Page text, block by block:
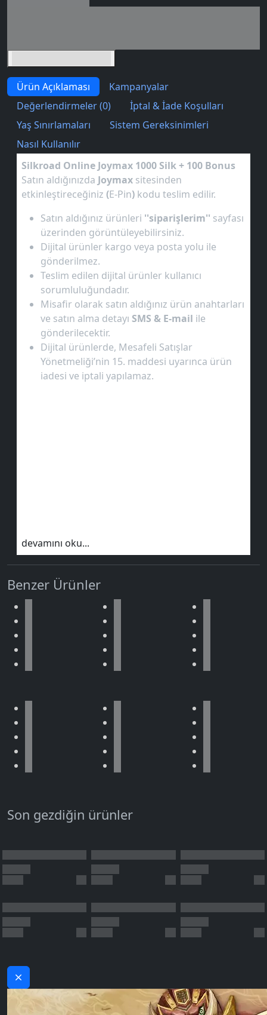
Ürün Açıklaması
Kampanyalar
Değerlendirmeler (0)
İptal & İade Koşulları
Yaş Sınırlamaları
Sistem Gereksinimleri
Nasıl Kullanılır
Silkroad Online Joymax 1000 Silk + 100 Bonus
Satın aldığınızda Joymax sitesinden
etkinleştireceğiniz (E-Pin) kodu teslim edilir.
Satın aldığınız ürünleri ''siparişlerim'' sayfası
üzerinden görüntüleyebilirsiniz.
Dijital ürünler kargo veya posta yolu ile
gönderilmez.
Teslim edilen dijital ürünler kullanıcı
sorumluluğundadır.
Misafir olarak satın aldığınız ürün anahtarları
ve satın alma detayı SMS & E-mail ile
gönderilecektir.
Dijital ürünlerde, Mesafeli Satışlar
Yönetmeliği’nin 15. maddesi uyarınca ürün
iadesi ve iptali yapılamaz.
devamını oku...
Benzer Ürünler
Son gezdiğin ürünler